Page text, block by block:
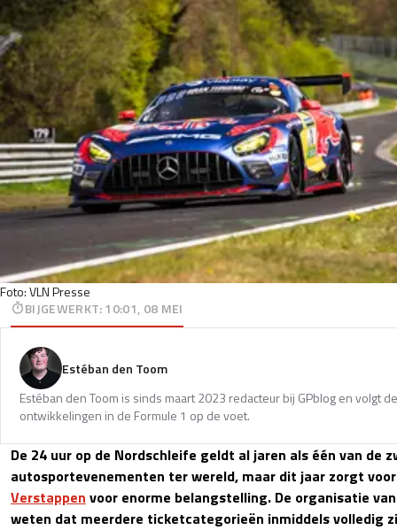
Foto: VLN Presse
BIJGEWERKT:10:01, 08 MEI
Estéban den Toom
Estéban den Toom is sinds maart 2023 redacteur bij GPblog en volgt
ontwikkelingen in de Formule 1 op de voet.
De 24 uur op de Nordschleife geldt al jaren als één van de
autosportevenementen ter wereld, maar dit jaar zorgt
Verstappen voor enorme belangstelling. De organisatie
weten dat meerdere ticketcategorieën inmiddels volledig